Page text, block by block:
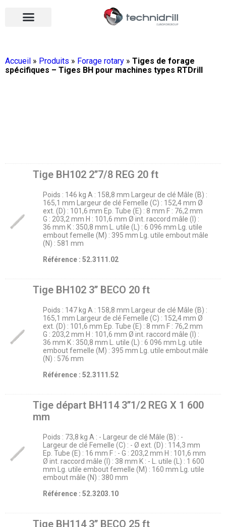
Accueil » Produits » Forage rotary » Tiges de forage
spécifiques – Tiges BH pour machines types RTDrill
Tige BH102 2’’7/8 REG 20 ft
Poids : 146 kg A : 158,8 mm Largeur de clé Mâle (B) :
165,1 mm Largeur de clé Femelle (C) : 152,4 mm Ø
ext. (D) : 101,6 mm Ep. Tube (E) : 8 mm F : 76,2 mm
G : 203,2 mm H : 101,6 mm Ø int. raccord mâle (I) :
36 mm K : 350,8 mm L. utile (L) : 6 096 mm Lg. utile
embout femelle (M) : 395 mm Lg. utile embout mâle
(N) : 581 mm
Référence : 52.3111.02
Tige BH102 3’’ BECO 20 ft
Poids : 147 kg A : 158,8 mm Largeur de clé Mâle (B) :
165,1 mm Largeur de clé Femelle (C) : 152,4 mm Ø
ext. (D) : 101,6 mm Ep. Tube (E) : 8 mm F : 76,2 mm
G : 203,2 mm H : 101,6 mm Ø int. raccord mâle (I) :
36 mm K : 350,8 mm L. utile (L) : 6 096 mm Lg. utile
embout femelle (M) : 395 mm Lg. utile embout mâle
(N) : 576 mm
Référence : 52.3111.52
Tige départ BH114 3’’1/2 REG X 1 600
mm
Poids : 73,8 kg A : - Largeur de clé Mâle (B) : -
Largeur de clé Femelle (C) : - Ø ext. (D) : 114,3 mm
Ep. Tube (E) : 16 mm F : - G : 203,2 mm H : 101,6 mm
Ø int. raccord mâle (I) : 38 mm K : - L. utile (L) : 1 600
mm Lg. utile embout femelle (M) : 160 mm Lg. utile
embout mâle (N) : 380 mm
Référence : 52.3203.10
Tige BH114 3’’ BECO 25 ft